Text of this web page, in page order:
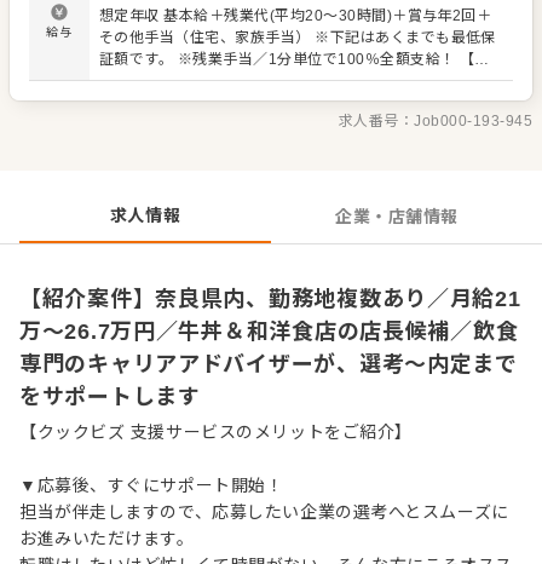
理 ・予約管理、電話対応 ・接客、サービス全般 ・スタッ
フへの指示出し、動きの確認 ・売上管理、発注業務、在庫
管理 ・スタッフの育成やマネジメント、シフト管理 など
徐々に業務の幅を広げていきましょう。現店長をはじめ本
部スタッフがあなたの成長をサポートしますので、店長経
ノウハウも学べます。
給与
想定年収 基本給＋残業代(平均20～30時間)＋賞与年2回＋
その他手当（住宅、家族手当） ※下記はあくまでも最低保
証額です。 ※残業手当／1分単位で100％全額支給！ 【年
収イメージ】 店舗主任（入社1年目）：年収405万円～ 店
長就任後：年収480万円～589万円（賞与 年2回、役職手当
求人番号：Job000-193-945
求人情報 企業・店舗情報
【紹介案件】奈良県内、勤務地複数あり／月給21
万～26.7万円／牛丼＆和洋食店の店長候補／飲食
専門のキャリアアドバイザーが、選考～内定まで
をサポートします
【クックビズ 支援サービスのメリットをご紹介】
▼応募後、すぐにサポート開始！
担当が伴走しますので、応募したい企業の選考へとスムーズに
お進みいただけます。